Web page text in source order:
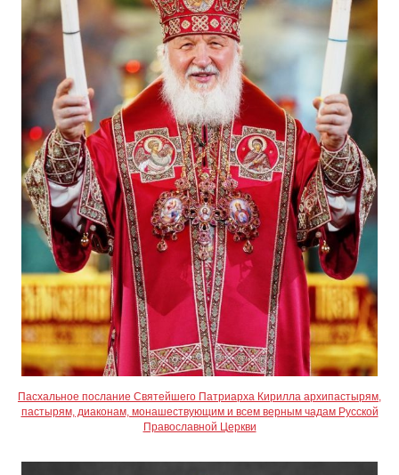
Пасхальное послание Святейшего Патриарха Кирилла архипастырям,
пастырям, диаконам, монашествующим и всем верным чадам Русской
Православной Церкви